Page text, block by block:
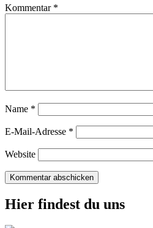
Kommentar *
Name *
E-Mail-Adresse *
Website
Hier findest du uns